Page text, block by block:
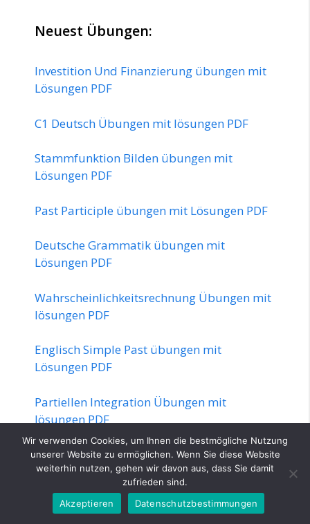
Neuest Übungen:
Investition Und Finanzierung übungen mit
Lösungen PDF
C1 Deutsch Übungen mit lösungen PDF
Stammfunktion Bilden übungen mit
Lösungen PDF
Past Participle übungen mit Lösungen PDF
Deutsche Grammatik übungen mit
Lösungen PDF
Wahrscheinlichkeitsrechnung Übungen mit
lösungen PDF
Englisch Simple Past übungen mit
Lösungen PDF
Partiellen Integration Übungen mit
lösungen PDF
Buchen Auf Erfolgskonten übungen mit
Lösungen PDF
Deutsch Rechtschreibung übungen mit
Wir verwenden Cookies, um Ihnen die bestmögliche Nutzung
unserer Website zu ermöglichen. Wenn Sie diese Website
weiterhin nutzen, gehen wir davon aus, dass Sie damit
zufrieden sind.
Akzeptieren
Datenschutzbestimmungen